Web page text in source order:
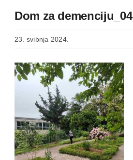
Dom za demenciju_04
23. svibnja 2024.